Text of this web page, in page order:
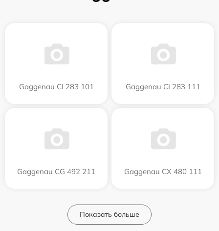
Gaggenau CI 283 101 Gaggenau CI 283 111
Gaggenau CG 492 211 Gaggenau CX 480 111
Показать больше